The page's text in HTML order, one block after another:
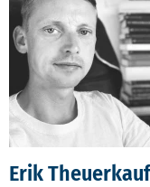
Erik Theuerkauf